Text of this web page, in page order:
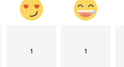
1 1